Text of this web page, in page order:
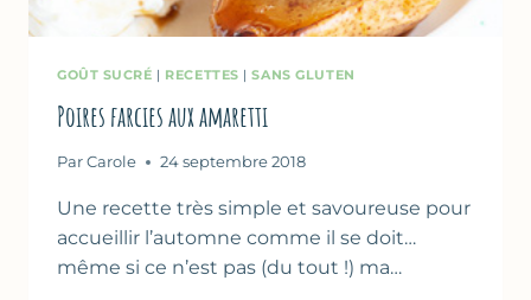
GOÛT SUCRÉ | RECETTES |SANS GLUTEN
Poires farcies aux amaretti
Par Carole 24 septembre 2018
Une recette très simple et savoureuse pour
accueillir l’automne comme il se doit…
même si ce n’est pas (du tout !) ma…